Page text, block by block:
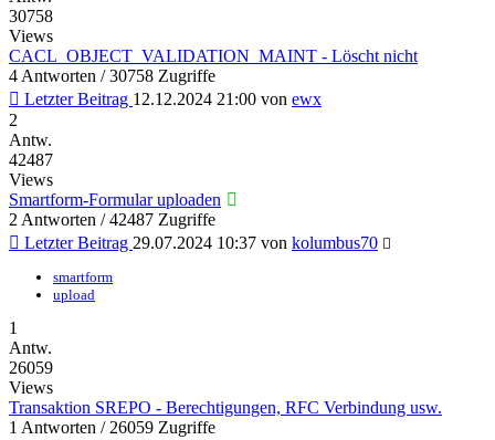
30758
Views
CACL_OBJECT_VALIDATION_MAINT - Löscht nicht
4 Antworten / 30758 Zugriffe
Letzter Beitrag 12.12.2024 21:00 von ewx
2
Antw.
42487
Views
Smartform-Formular uploaden
2 Antworten / 42487 Zugriffe
Letzter Beitrag 29.07.2024 10:37 von kolumbus70
smartform
upload
1
Antw.
26059
Views
Transaktion SREPO - Berechtigungen, RFC Verbindung usw.
1 Antworten / 26059 Zugriffe